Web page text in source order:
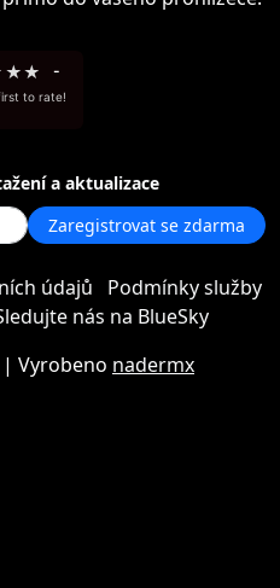
★★ -
to rate!
a aktualizace
Zaregistrovat se zdarma
údajů
Podmínky služby
nás na BlueSky
| Vyrobeno nadermx